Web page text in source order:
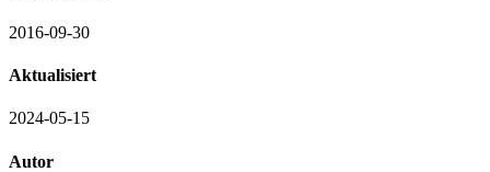
2016-09-30
Aktualisiert
2024-05-15
Autor